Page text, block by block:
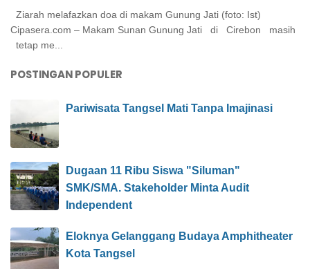
Ziarah melafazkan doa di makam Gunung Jati (foto: Ist)
Cipasera.com – Makam Sunan Gunung Jati di Cirebon masih
tetap me...
POSTINGAN POPULER
Pariwisata Tangsel Mati Tanpa Imajinasi
Dugaan 11 Ribu Siswa "Siluman"
SMK/SMA. Stakeholder Minta Audit
Independent
Eloknya Gelanggang Budaya Amphitheater
Kota Tangsel